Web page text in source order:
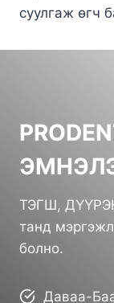
суулгаж өгч
ТЭГШ,
танд
болно.
Даваа-